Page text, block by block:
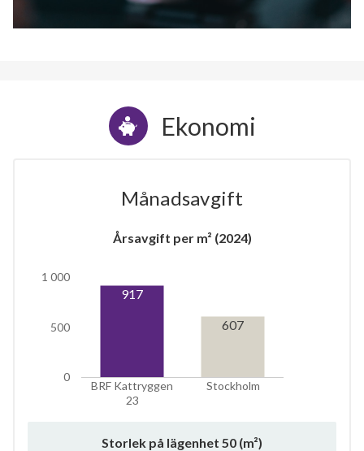
Ekonomi
Månadsavgift
Årsavgift per m² (2024)
BRF Kattryggen
23
Stockholm
0
500
1 000
917
607
Storlek på lägenhet 50 (m²)